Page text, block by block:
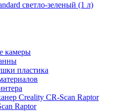
светло-зеленый (1 л)
камеры
пластика
Raptor